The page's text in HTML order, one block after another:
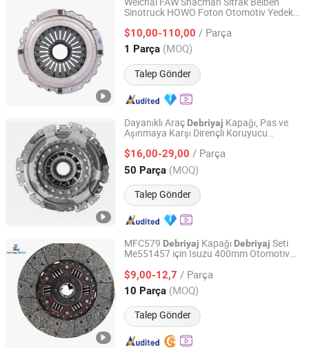
Sinotruck HOWO Foton Otomotiv Yedek
ParçalarıDebriyajKapağı Montajı Yedek
Pazar için
$10,00-110,00 / Parça
1 Parça (MOQ)
Talep Gönder
Changchun Yidong Automobile Parts Manufacturing Co.,
Ltd.
Jilin, China Fiyat 2025
Dayanıklı Araç Debriyaj Kapağı, Pas ve
Aşınmaya Karşı Dirençli Koruyucu
Volkswagen, Hyundai Motor, Audi için
Yedek Parça
$16,00-29,00 / Parça
50 Parça (MOQ)
Talep Gönder
Sichuan Jinyu Hengtong Automotive Parts Co., Ltd.
Sichuan, China Fiyat 2025
MFC579 Debriyaj Kapağı Debriyaj Seti
Me551457 için Isuzu 400mm Otomotiv
$9,00-12,7 / Parça
10 Parça (MOQ)
Talep Gönder
Jinan Licheng Automotive Parts Co., Ltd.
Shandong, China Fiyat 2023